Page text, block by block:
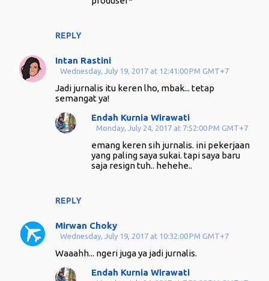
REPLY
Intan Rastini
Wednesday, July 19, 2017 at 12:41:00 PM GMT+7
Jadi jurnalis itu keren lho, mbak... tetap
semangat ya!
REPLY
Endah Kurnia Wirawati
Monday, July 24, 2017 at 7:52:00 PM GMT+7
emang keren sih jurnalis. ini pekerjaan
yang paling saya sukai. tapi saya baru
saja resign tuh.. hehehe..
Mirwan Choky
Wednesday, July 19, 2017 at 10:32:00 PM GMT+7
Waaahh... ngeri juga ya jadi jurnalis.
Endah Kurnia Wirawati